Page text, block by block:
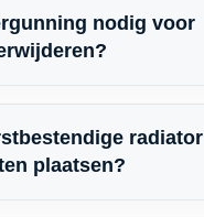
nodig voor
radiator
plaatsen?